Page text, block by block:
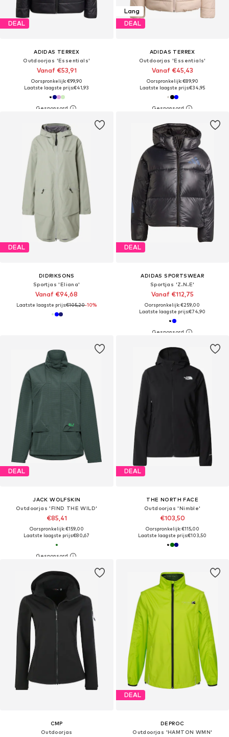
DEAL
ADIDAS TERREX
Outdoorjas 'Essentials'
Vanaf €53,91
Oorspronkelijk: €99,90
Laatste laagste prijs:€41,93
Lang
DEAL
ADIDAS TERREX
Outdoorjas 'Essentials'
Vanaf €45,43
Oorspronkelijk: €89,90
Laatste laagste prijs:€34,95
DEAL
DIDRIKSONS
Sportjas 'Eliana'
Vanaf €94,68
Laatste laagste prijs:€105,20-10%
DEAL
ADIDAS SPORTSWEAR
Sportjas 'Z.N.E'
Vanaf €112,75
Oorspronkelijk: €259,00
Laatste laagste prijs:€74,90
DEAL
JACK WOLFSKIN
Outdoorjas 'FIND THE WILD'
€85,41
Oorspronkelijk: €159,00
Laatste laagste prijs:€80,67
DEAL
THE NORTH FACE
Outdoorjas 'Nimble'
€103,50
Oorspronkelijk: €115,00
Laatste laagste prijs:€103,50
CMP
Outdoorjas
DEAL
DEPROC
Outdoorjas 'HAMTON WMN'